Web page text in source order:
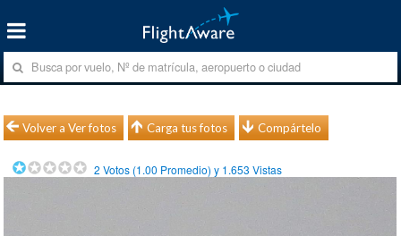
Volver a Ver fotos Carga tus fotos Compártelo
2 Votos (1.00 Promedio) y 1.653 Vistas